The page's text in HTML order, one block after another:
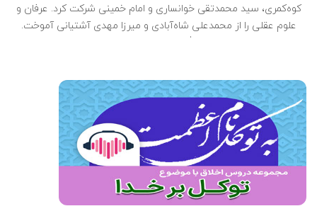
کوه‌کمری، سید محمدتقی خوانساری و امام خمینی شرکت کرد. عرفان و
علوم عقلی را از محمدعلی شاه‌آبادی و میرزا مهدی آشتیانی آموخت.
۱۳۸۶ش در تهران درگذشت و در حرم عبدالعظیم حسنی دفن شد.
صوت فیلم کامل متن کوتاه